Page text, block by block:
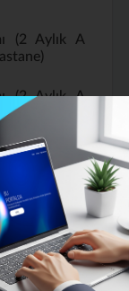
(2 Aylık A
(2 Aylık A
Alımı
Alımı (4
2026 (2